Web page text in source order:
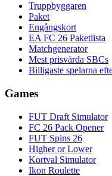
Truppbyggaren
Paket
Engångskort
EA FC 26 Paketlista
Matchgenerator
Mest prisvärda SBCs
Billigaste spelarna
Games
FUT Draft Simulator
FC 26 Pack Opener
FUT Spins 26
Higher or Lower
Kortval Simulator
Ikon Roulette